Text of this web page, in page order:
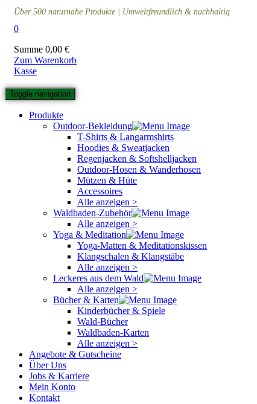
Über 500 naturnahe Produkte | Umweltfreundlich & nachhaltig
0
Summe 0,00 €
Zum Warenkorb
Kasse
Toggle navigation
Produkte
Outdoor-Bekleidung
T-Shirts & Langarmshirts
Hoodies & Sweatjacken
Regenjacken & Softshelljacken
Outdoor-Hosen & Wanderhosen
Mützen & Hüte
Accessoires
Alle anzeigen >
Waldbaden-Zubehör
Alle anzeigen >
Yoga & Meditation
Yoga-Matten & Meditationskissen
Klangschalen & Klangstäbe
Alle anzeigen >
Leckeres aus dem Wald
Alle anzeigen >
Bücher & Karten
Kinderbücher & Spiele
Wald-Bücher
Waldbaden-Karten
Alle anzeigen >
Angebote & Gutscheine
Über Uns
Jobs & Karriere
Mein Konto
Kontakt